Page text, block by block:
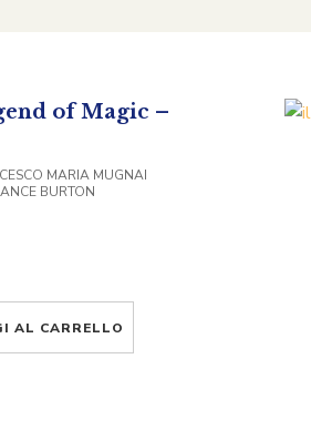
of Magic –
MARIA MUGNAI
BURTON
AL CARRELLO